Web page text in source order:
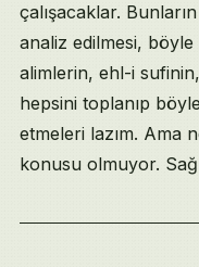
çalışacaklar.
analiz edilmesi,
alimlerin, ehl-i
hepsini toplanıp
etmeleri lazım. Ama
konusu olmuyor.